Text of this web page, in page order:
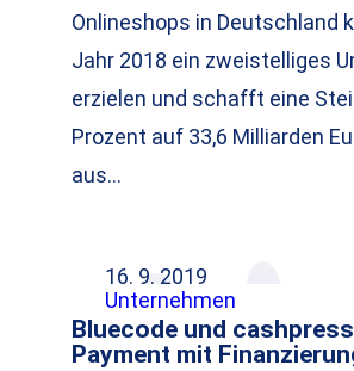
Onlineshops in Deutschland
Jahr 2018 ein zweistelliges
erzielen und schafft eine
Prozent auf 33,6 Milliarden
aus…
16. 9. 2019
Unternehmen
Bluecode und
Payment mit